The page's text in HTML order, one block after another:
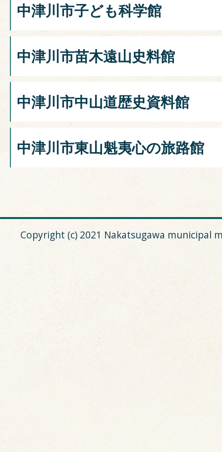
中津川市子ども科学館
中津川市苗木遠山史料館
中津川市中山道歴史資料館
中津川市東山魁夷心の旅路館
Copyright (c) 2021 Nakatsugawa municipal